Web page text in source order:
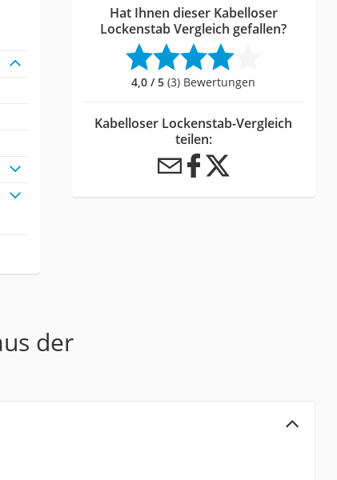
Hat Ihnen dieser Kabelloser
Lockenstab Vergleich gefallen?
4,0 / 5 (3) Bewertungen
Kabelloser Lockenstab-Vergleich
teilen:
der